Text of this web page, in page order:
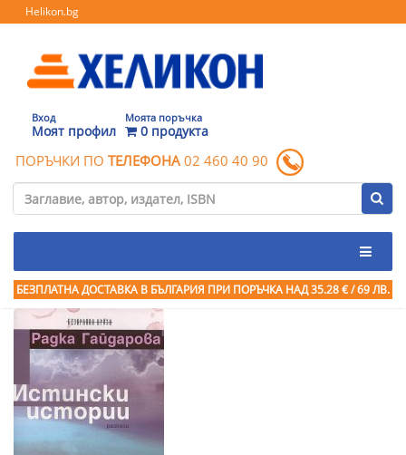
Helikon.bg
Вход
Моят профил
Моята поръчка
0 продукта
ПОРЪЧКИ ПО ТЕЛЕФОНА 02 460 40 90
БЕЗПЛАТНА ДОСТАВКА В БЪЛГАРИЯ ПРИ ПОРЪЧКА НАД 35.28 € / 69 ЛВ.